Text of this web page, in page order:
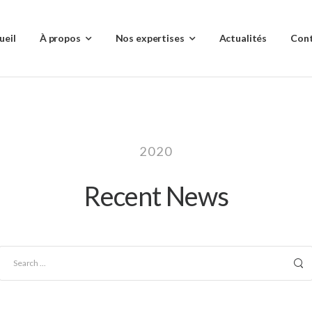
À propos Nos expertises Actualités
2020
Recent News